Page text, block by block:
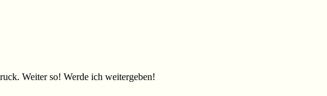
Weiter so! Werde ich weitergeben!